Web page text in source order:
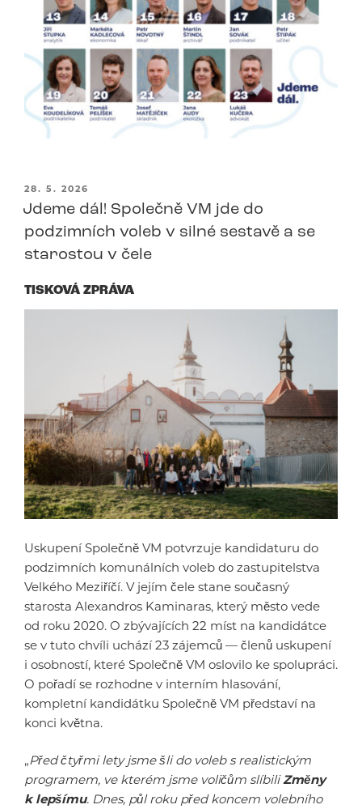
PUBLIKOVÁNO
28. 5. 2026
Jdeme dál! Společně VM jde do
podzimních voleb v silné sestavě a se
starostou v čele
TISKOVÁ ZPRÁVA
Uskupení Společně VM potvrzuje kandidaturu do
podzimních komunálních voleb do zastupitelstva
Velkého Meziříčí. V jejím čele stane současný
starosta Alexandros Kaminaras, který město vede
od roku 2020. O zbývajících 22 míst na kandidátce
se v tuto chvíli uchází 23 zájemců — členů uskupení
i osobností, které Společně VM oslovilo ke spolupráci.
O pořadí se rozhodne v interním hlasování,
kompletní kandidátku Společně VM představí na
konci května.
„Před čtyřmi lety jsme šli do voleb s realistickým
programem, ve kterém jsme voličům slíbiliZměny
k lepšímu. Dnes, půl roku před koncem volebního